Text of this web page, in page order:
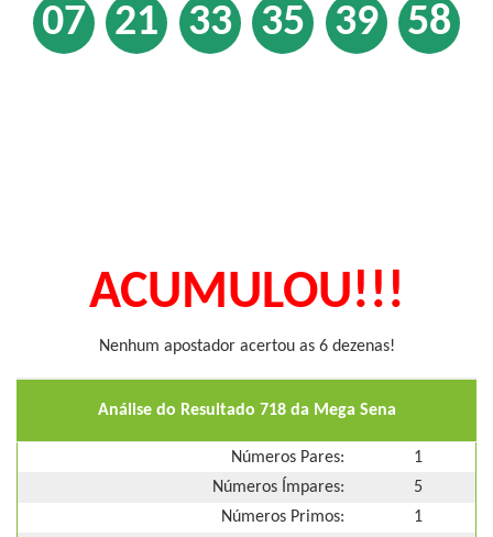
07 21 33 35 39 58
ACUMULOU!!!
Nenhum apostador acertou as 6 dezenas!
Análise do Resultado 718 da Mega Sena
Números Pares:
1
Números Ímpares:
5
Números Primos:
1